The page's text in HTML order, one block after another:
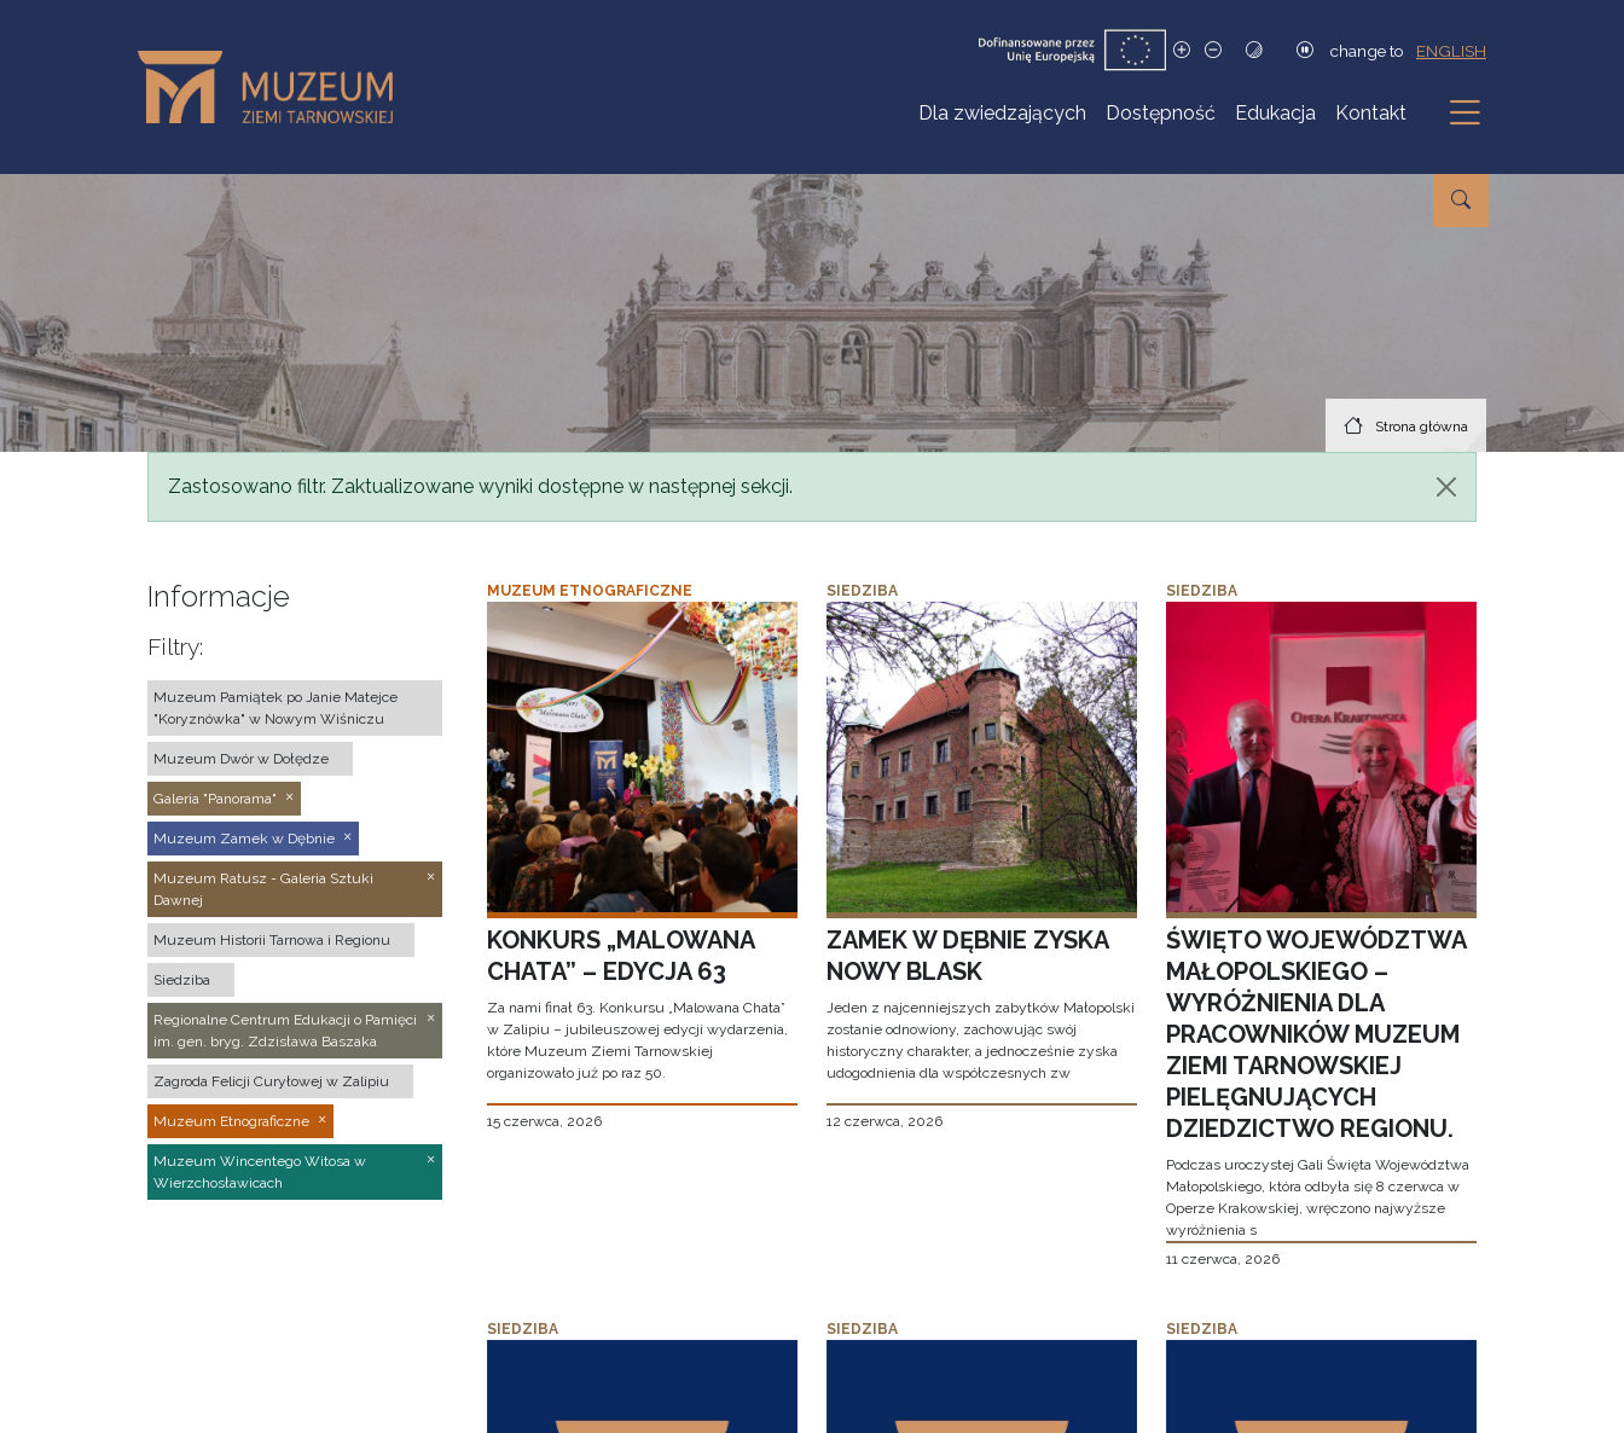
change to ENGLISH
Dla zwiedzających Dostępność Edukacja Kontakt
Podmenu
Strona główna
Komunikat
Zastosowano filtr. Zaktualizowane wyniki dostępne w następnej sekcji.
Informacje
Filtry:
Muzeum Pamiątek po Janie Matejce
"Koryznówka" w Nowym Wiśniczu
Muzeum Dwór w Dołędze
Galeria "Panorama"
Muzeum Zamek w Dębnie
Muzeum Ratusz - Galeria Sztuki
Dawnej
Muzeum Historii Tarnowa i Regionu
Siedziba
Regionalne Centrum Edukacji o Pamięci
im. gen. bryg. Zdzisława Baszaka
Zagroda Felicji Curyłowej w Zalipiu
Muzeum Etnograficzne
Muzeum Wincentego Witosa w
Wierzchosławicach
MUZEUM ETNOGRAFICZNE
KONKURS „MALOWANA
CHATA” – EDYCJA 63
Za nami finał 63. Konkursu „Malowana Chata”
w Zalipiu – jubileuszowej edycji wydarzenia,
które Muzeum Ziemi Tarnowskiej
organizowało już po raz 50.
15 czerwca, 2026
SIEDZIBA
ZAMEK W DĘBNIE ZYSKA
NOWY BLASK
Jeden z najcenniejszych zabytków Małopolski
zostanie odnowiony, zachowując swój
historyczny charakter, a jednocześnie zyska
udogodnienia dla współczesnych zw
12 czerwca, 2026
SIEDZIBA
ŚWIĘTO WOJEWÓDZTWA
MAŁOPOLSKIEGO –
WYRÓŻNIENIA DLA
PRACOWNIKÓW MUZEUM
ZIEMI TARNOWSKIEJ
PIELĘGNUJĄCYCH
DZIEDZICTWO REGIONU.
Podczas uroczystej Gali Święta Województwa
Małopolskiego, która odbyła się 8 czerwca w
Operze Krakowskiej, wręczono najwyższe
wyróżnienia s
11 czerwca, 2026
SIEDZIBA SIEDZIBA SIEDZIBA